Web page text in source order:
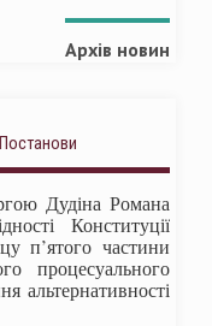
Архів новин
Постанови
Дудіна Романа
Конституції
п’ятого частини
процесуального
альтернативності